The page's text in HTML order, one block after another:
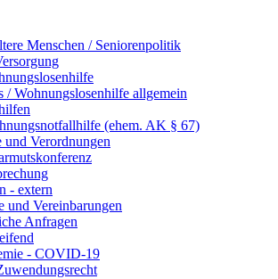
Menschen / Seniorenpolitik
/ Wohnungslosenhilfe allgemein
(ehem. AK § 67)
und Verordnungen
- extern
und Vereinbarungen
Anfragen
- COVID-19